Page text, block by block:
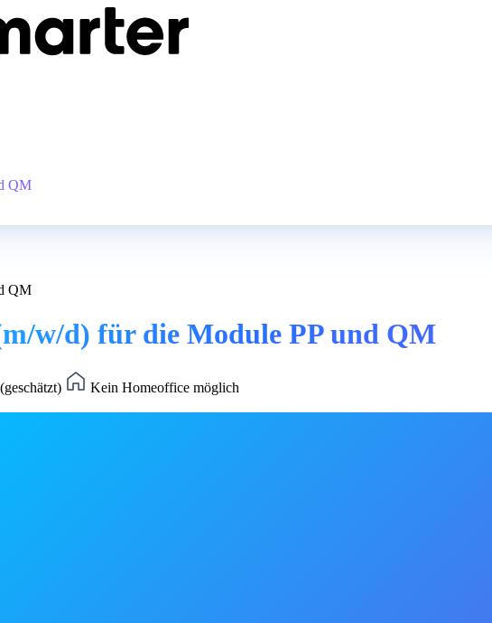
QM
QM
w/d) für die Module PP und QM
Kein Homeoffice möglich